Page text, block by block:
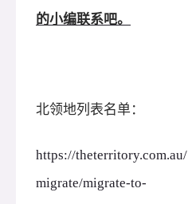
的小编联系吧。
北领地列表名单：
https://theterritory.com.au/
migrate/migrate-to-